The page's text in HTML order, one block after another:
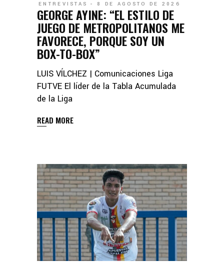
ENTREVISTAS 8 DE AGOSTO DE 2026
GEORGE AYINE: “EL ESTILO DE
JUEGO DE METROPOLITANOS ME
FAVORECE, PORQUE SOY UN
BOX-TO-BOX”
LUIS VÍLCHEZ | Comunicaciones Liga
FUTVE El líder de la Tabla Acumulada
de la Liga
READ MORE